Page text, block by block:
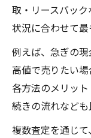
取・リースバッ
状況に合わせて最
例えば、急ぎの
高値で売りたい場
各方法のメリッ
続きの流れなども
複数査定を通じ